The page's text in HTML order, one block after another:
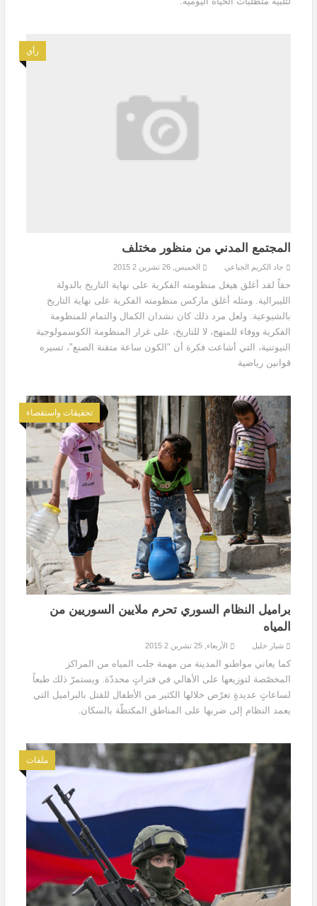
رأي
المجتمع المدني من منظور مختلف
جاد الكريم الجباعي الخميس, 26 تشرين 2 2015
حقاً لقد أغلق هيغل منظومته الفكرية على نهاية التاريخ بالدولة
الليبرالية. ومثله أغلق ماركس منظومته الفكرية على نهاية التاريخ
بالشيوعية. ولعل مرد ذلك كان نشدان الكمال والتمام للمنظومة
الفكرية ووفاء للمنهج، لا للتاريخ، على غرار المنظومة الكوسمولوجية
النيوتنية، التي أشاعت فكرة أن "الكون ساعة متقنة الصنع"، تسيره
قوانين رياضية
تحقيقات واستقصاء
براميل النظام السوري تحرم ملايين السوريين من
المياه
شيار خليل الأربعاء, 25 تشرين 2 2015
كما يعاني مواطنو المدينة من مهمة جلب المياه من المراكز
المخصّصة لتوزيعها على الأهالي في فتراتٍ محددّة. ويستمرّ ذلك طبعاً
لساعاتٍ عديدةٍ تعرّض خلالها الكثير من الأطفال للقتل بالبراميل التي
يعمد النظام إلى ضربها على المناطق المكتظّة بالسكان.
ملفات